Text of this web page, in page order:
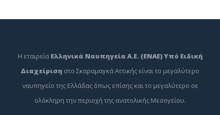
Η εταιρεία Ελληνικά Ναυπηγεία Α.Ε. (ΕΝΑΕ) Υπό Ειδική
Διαχείριση στο Σκαραμαγκά Αττικής είναι το μεγαλύτερο
ναυπηγείο της Ελλάδας όπως επίσης και το μεγαλύτερο σε
ολόκληρη την περιοχή της ανατολικής Μεσογείου.